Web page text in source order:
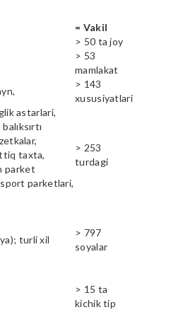
= Vakil
> 50 ta joy
> 53
mamlakat
> 143
xususiyatlari
astarlari,
taxta,
parket
parketlari,
> 253
turdagi
turli xil
> 797
soyalar
> 15 ta
kichik tip